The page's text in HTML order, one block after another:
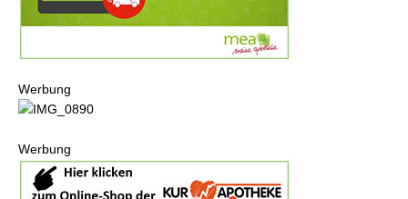
Werbung
Werbung